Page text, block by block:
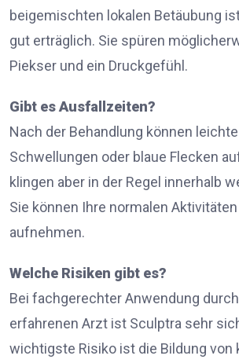
beigemischten lokalen Betäubung
gut erträglich. Sie spüren
Piekser und ein Druckgefühl.
Gibt es Ausfallzeiten?
Nach der Behandlung können
Schwellungen oder blaue Flecken
klingen aber in der Regel innerhalb
Sie können Ihre normalen
aufnehmen.
Welche Risiken gibt es?
Bei fachgerechter Anwendung
erfahrenen Arzt ist Sculptra sehr
wichtigste Risiko ist die Bildung von